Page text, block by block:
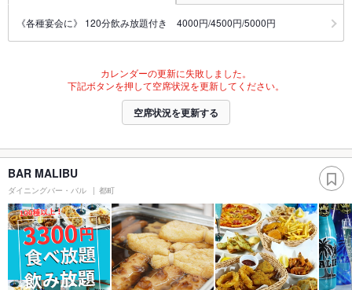
《各種宴会に》 120分飲み放題付き 4000円/4500円/5000円
カレンダーの更新に失敗しました。
下記ボタンを押して空席状況を更新してください。
空席状況を更新する
BAR MALIBU
ダイニングバー・バル 都町